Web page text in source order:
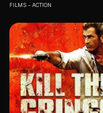
FILMS ACTION